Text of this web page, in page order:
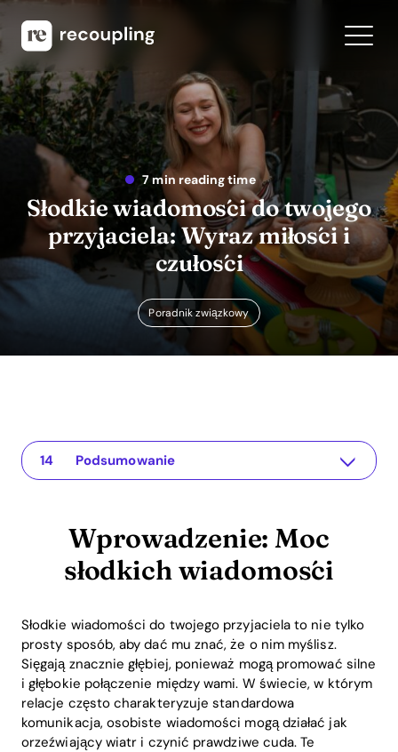
7 min reading time
Słodkie wiadomości do twojego
przyjaciela: Wyraz miłości i
czułości
Poradnik związkowy
Wprowadzenie: Moc słodkich wiadomości
The app for your relationship
Co to jest słodka wiadomość?
Wskazówki dotyczące słodkich wiadomości
Przykłady słodkich wiadomości
Rola technologii: Aplikacja Recoupling
Podnoszenie inteligencji emocjonalnej
Ćwiczenia oparte na nauce dla par
ROI: Dlaczego warto inwestować w komunikację
Najczęściej zadawane pytania
Dlaczego słodkie wiadomości są ważne?
Jak często powinienem wysyłać słodkie wiadomości mojemu przyjacielowi?
Czy Aplikacja Recoupling może pomóc w formułowaniu słodkich wiadomości?
Podsumowanie
Wprowadzenie: Moc
słodkich wiadomości
Słodkie wiadomości do twojego przyjaciela to nie tylko
prosty sposób, aby dać mu znać, że o nim myślisz.
Sięgają znacznie głębiej, ponieważ mogą promować silne
i głębokie połączenie między wami. W świecie, w którym
relacje często charakteryzuje standardowa
komunikacja, osobiste wiadomości mogą działać jak
orzeźwiający wiatr i czynić prawdziwe cuda. Te